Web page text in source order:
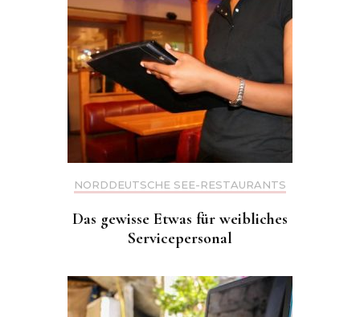
NORDDEUTSCHE SEE-RESTAURANTS
Das gewisse Etwas für weibliches
Servicepersonal